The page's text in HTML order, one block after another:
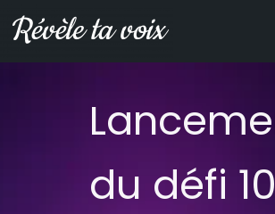
du défi